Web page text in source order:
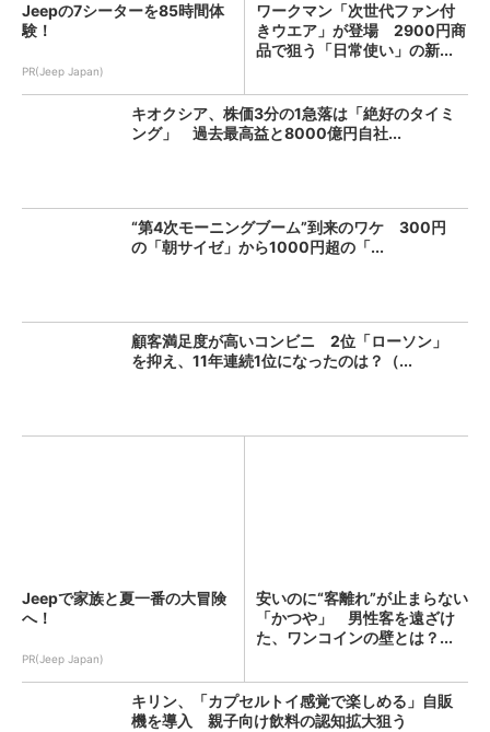
Jeepの7シーターを85時間体
験！
PR(Jeep Japan)
ワークマン「次世代ファン付
きウエア」が登場 2900円商
品で狙う「日常使い」の新...
キオクシア、株価3分の1急落は「絶好のタイミ
ング」 過去最高益と8000億円自社...
“第4次モーニングブーム”到来のワケ 300円
の「朝サイゼ」から1000円超の「...
顧客満足度が高いコンビニ 2位「ローソン」
を抑え、11年連続1位になったのは？（...
Jeepで家族と夏一番の大冒険
へ！
PR(Jeep Japan)
安いのに“客離れ”が止まらない
「かつや」 男性客を遠ざけ
た、ワンコインの壁とは？...
キリン、「カプセルトイ感覚で楽しめる」自販
機を導入 親子向け飲料の認知拡大狙う